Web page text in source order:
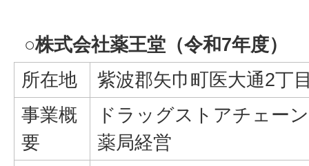
○株式会社薬王堂（令和7年度）
所在地
紫波郡矢巾町医大通2丁
事業概
要
ドラッグストアチェー
薬局経営